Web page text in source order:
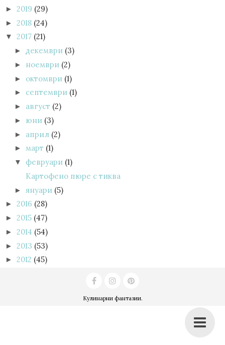
► 2019 (29)
► 2018 (24)
▼ 2017 (21)
► декември (3)
► ноември (2)
► октомври (1)
► септември (1)
► август (2)
► юни (3)
► април (2)
► март (1)
▼ февруари (1)
Картофено пюре с тиква
► януари (5)
► 2016 (28)
► 2015 (47)
► 2014 (54)
► 2013 (53)
► 2012 (45)
Кулинарни фантазии.